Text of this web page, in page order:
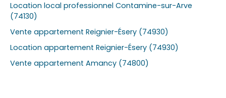
Location local professionnel Contamine-sur-Arve
(74130)
Vente appartement Reignier-Ésery (74930)
Location appartement Reignier-Ésery (74930)
Vente appartement Amancy (74800)